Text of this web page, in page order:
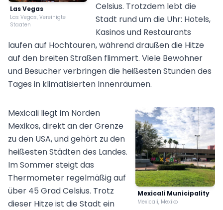
Las Vegas
Las Vegas, Vereinigte
Staaten
Celsius. Trotzdem lebt die
Stadt rund um die Uhr: Hotels,
Kasinos und Restaurants
laufen auf Hochtouren, während draußen die Hitze
auf den breiten Straßen flimmert. Viele Bewohner
und Besucher verbringen die heißesten Stunden des
Tages in klimatisierten Innenräumen.
Mexicali Municipality
Mexicali, Mexiko
Mexicali liegt im Norden
Mexikos, direkt an der Grenze
zu den USA, und gehört zu den
heißesten Städten des Landes.
Im Sommer steigt das
Thermometer regelmäßig auf
über 45 Grad Celsius. Trotz
dieser Hitze ist die Stadt ein